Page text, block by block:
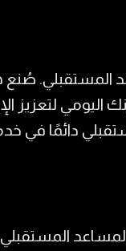
صُنع
لتعزيز
دائمًا في
المساعد